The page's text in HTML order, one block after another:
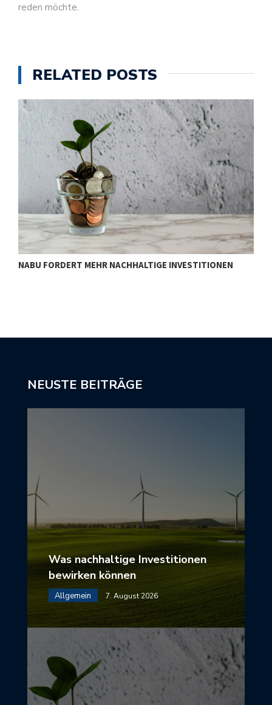
reden möchte.
RELATED POSTS
NABU FORDERT MEHR NACHHALTIGE INVESTITIONEN
NEUSTE BEITRÄGE
Was nachhaltige Investitionen
bewirken können
Allgemein 7. August 2026